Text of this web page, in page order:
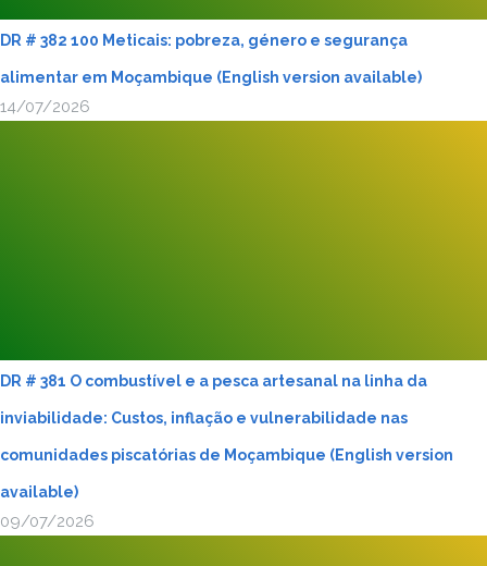
DR # 382 100 Meticais: pobreza, género e segurança
alimentar em Moçambique (English version available)
14/07/2026
DR # 381 O combustível e a pesca artesanal na linha da
inviabilidade: Custos, inflação e vulnerabilidade nas
comunidades piscatórias de Moçambique (English version
available)
09/07/2026